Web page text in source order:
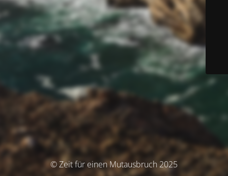
© Zeit für einen Mutausbruch 2025